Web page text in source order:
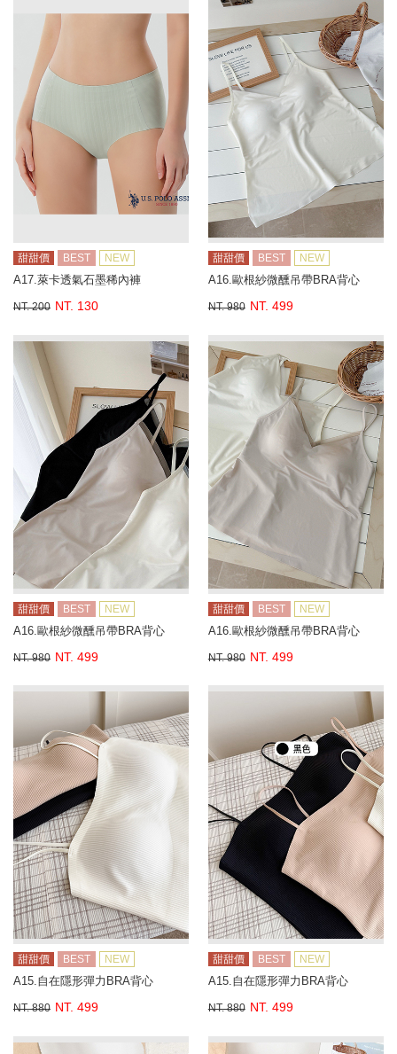
甜甜價 BEST NEW
A17.萊卡透氣石墨稀內褲
NT. 200 NT. 130
甜甜價 BEST NEW
A16.歐根紗微醺吊帶BRA背心
NT. 980 NT. 499
甜甜價 BEST NEW
A16.歐根紗微醺吊帶BRA背心
NT. 980 NT. 499
甜甜價 BEST NEW
A16.歐根紗微醺吊帶BRA背心
NT. 980 NT. 499
甜甜價 BEST NEW
A15.自在隱形彈力BRA背心
NT. 880 NT. 499
甜甜價 BEST NEW
A15.自在隱形彈力BRA背心
NT. 880 NT. 499